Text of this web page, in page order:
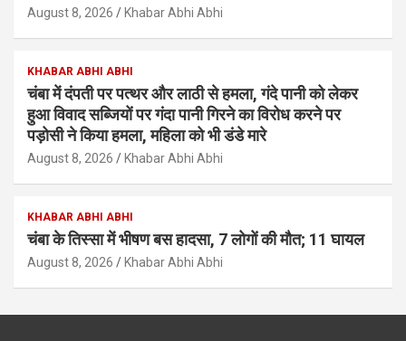
August 8, 2026 Khabar Abhi Abhi
KHABAR ABHI ABHI
चंबा में दंपती पर पत्थर और लाठी से हमला, गंदे पानी को लेकर
हुआ विवाद सब्जियों पर गंदा पानी गिरने का विरोध करने पर
पड़ोसी ने किया हमला, महिला को भी डंडे मारे
August 8, 2026 Khabar Abhi Abhi
KHABAR ABHI ABHI
चंबा के तिस्सा में भीषण बस हादसा, 7 लोगों की मौत; 11 घायल
August 8, 2026 Khabar Abhi Abhi